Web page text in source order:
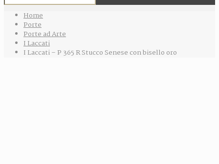
Home
Porte
Porte ad Arte
I Laccati
I Laccati – P 365 R Stucco Senese con bisello oro